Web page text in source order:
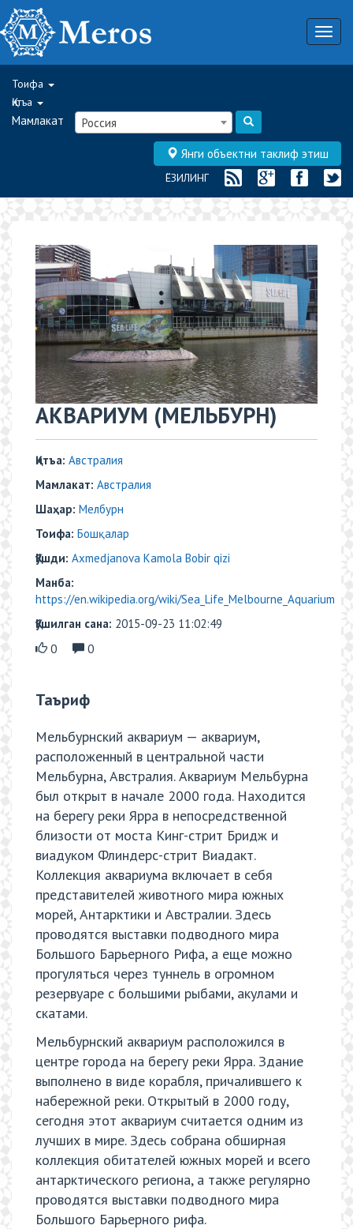
Тоифа
Қитъа
Мамлакат Россия
Янги объектни таклиф этиш
ЁЗИЛИНГ
АКВАРИУМ (МЕЛЬБУРН)
Қитъа: Австралия
Мамлакат: Австралия
Шаҳар: Mелбурн
Тоифа: Бошқалар
Қўшди: Axmedjanova Kamola Bobir qizi
Манба:
https://en.wikipedia.org/wiki/Sea_Life_Melbourne_Aquarium
Қўшилган сана: 2015-09-23 11:02:49
0
0
Таъриф
Мельбурнский аквариум — аквариум,
расположенный в центральной части
Мельбурна, Австралия. Аквариум Мельбурна
был открыт в начале 2000 года. Находится
на берегу реки Ярра в непосредственной
близости от моста Кинг-стрит Бридж и
виадуком Флиндерс-стрит Виадакт.
Коллекция аквариума включает в себя
представителей животного мира южных
морей, Антарктики и Австралии. Здесь
проводятся выставки подводного мира
Большого Барьерного Рифа, а еще можно
прогуляться через туннель в огромном
резервуаре с большими рыбами, акулами и
скатами.
Мельбурнский аквариум расположился в
центре города на берегу реки Ярра. Здание
выполнено в виде корабля, причалившего к
набережной реки. Открытый в 2000 году,
сегодня этот аквариум считается одним из
лучших в мире. Здесь собрана обширная
коллекция обитателей южных морей и всего
антарктического региона, а также регулярно
проводятся выставки подводного мира
Большого Барьерного рифа.